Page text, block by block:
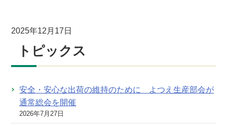
2025年12月17日
トピックス
安全・安心な出荷の維持のために よつえ生産部会が
通常総会を開催
2026年7月27日